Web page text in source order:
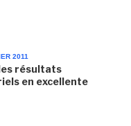
2011
résultats
en excellente